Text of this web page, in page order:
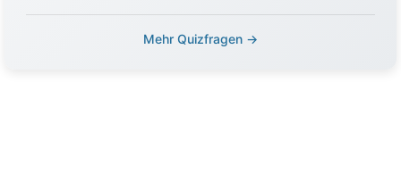
Mehr Quizfragen →